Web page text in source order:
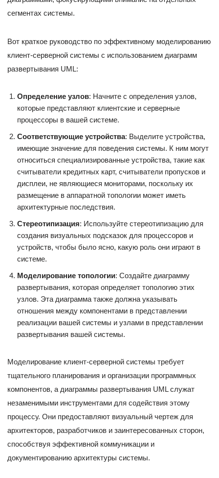
сегментах системы.
Вот краткое руководство по эффективному моделированию
клиент-серверной системы с использованием диаграмм
развертывания UML:
Определение узлов: Начните с определения узлов,
которые представляют клиентские и серверные
процессоры в вашей системе.
Соответствующие устройства: Выделите устройства,
имеющие значение для поведения системы. К ним могут
относиться специализированные устройства, такие как
считыватели кредитных карт, считыватели пропусков и
дисплеи, не являющиеся мониторами, поскольку их
размещение в аппаратной топологии может иметь
архитектурные последствия.
Стереотипизация: Используйте стереотипизацию для
создания визуальных подсказок для процессоров и
устройств, чтобы было ясно, какую роль они играют в
системе.
Моделирование топологии: Создайте диаграмму
развертывания, которая определяет топологию этих
узлов. Эта диаграмма также должна указывать
отношения между компонентами в представлении
реализации вашей системы и узлами в представлении
развертывания вашей системы.
Моделирование клиент-серверной системы требует
тщательного планирования и организации программных
компонентов, а диаграммы развертывания UML служат
незаменимыми инструментами для содействия этому
процессу. Они предоставляют визуальный чертеж для
архитекторов, разработчиков и заинтересованных сторон,
способствуя эффективной коммуникации и
документированию архитектуры системы.